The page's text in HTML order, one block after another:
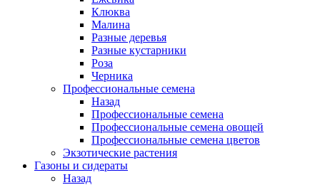
Клюква
Малина
Разные деревья
Разные кустарники
Роза
Черника
Профессиональные семена
Назад
Профессиональные семена
Профессиональные семена овощей
Профессиональные семена цветов
Экзотические растения
Газоны и сидераты
Назад